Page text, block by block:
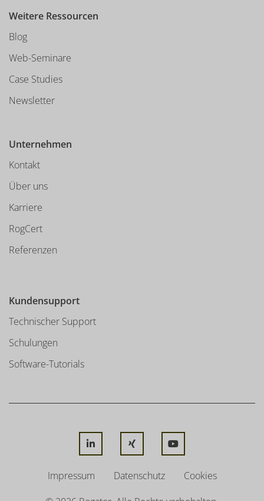
Weitere Ressourcen
Blog
Web-Seminare
Case Studies
Newsletter
Unternehmen
Kontakt
Über uns
Karriere
RogCert
Referenzen
Kundensupport
Technischer Support
Schulungen
Software-Tutorials
LINKEDINXING YOUTUBE
Impressum Datenschutz
Cookies